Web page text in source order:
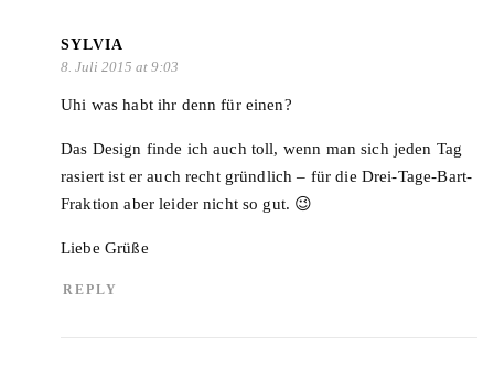
SYLVIA
8. Juli 2015 at 9:03
Uhi was habt ihr denn für einen?
Das Design finde ich auch toll, wenn man sich jeden Tag
rasiert ist er auch recht gründlich – für die Drei-Tage-Bart-
Fraktion aber leider nicht so gut. 😉
Liebe Grüße
REPLY